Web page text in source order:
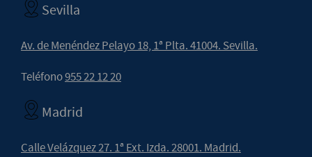
Sevilla
Av. de Menéndez Pelayo 18, 1ª Plta. 41004. Sevilla.
Teléfono955 22 12 20
Madrid
Calle Velázquez 27. 1ª Ext. Izda. 28001. Madrid.